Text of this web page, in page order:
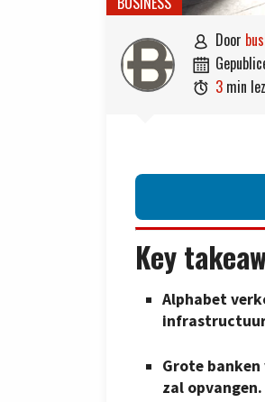
 door

 3 min
Key
Alphabet
Grote
zal opvangen.